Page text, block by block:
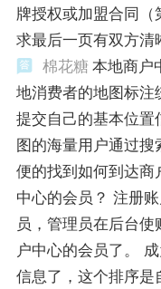
牌授权或加盟合同
求最后一页有双方清
棉花糖 本地商户
地消费者的地图标
提交自己的基本位
图的海量用户通过
便的找到如何到达
中心的会员？ 注册
员，管理员在后台
户中心的会员了。
信息了，这个排序